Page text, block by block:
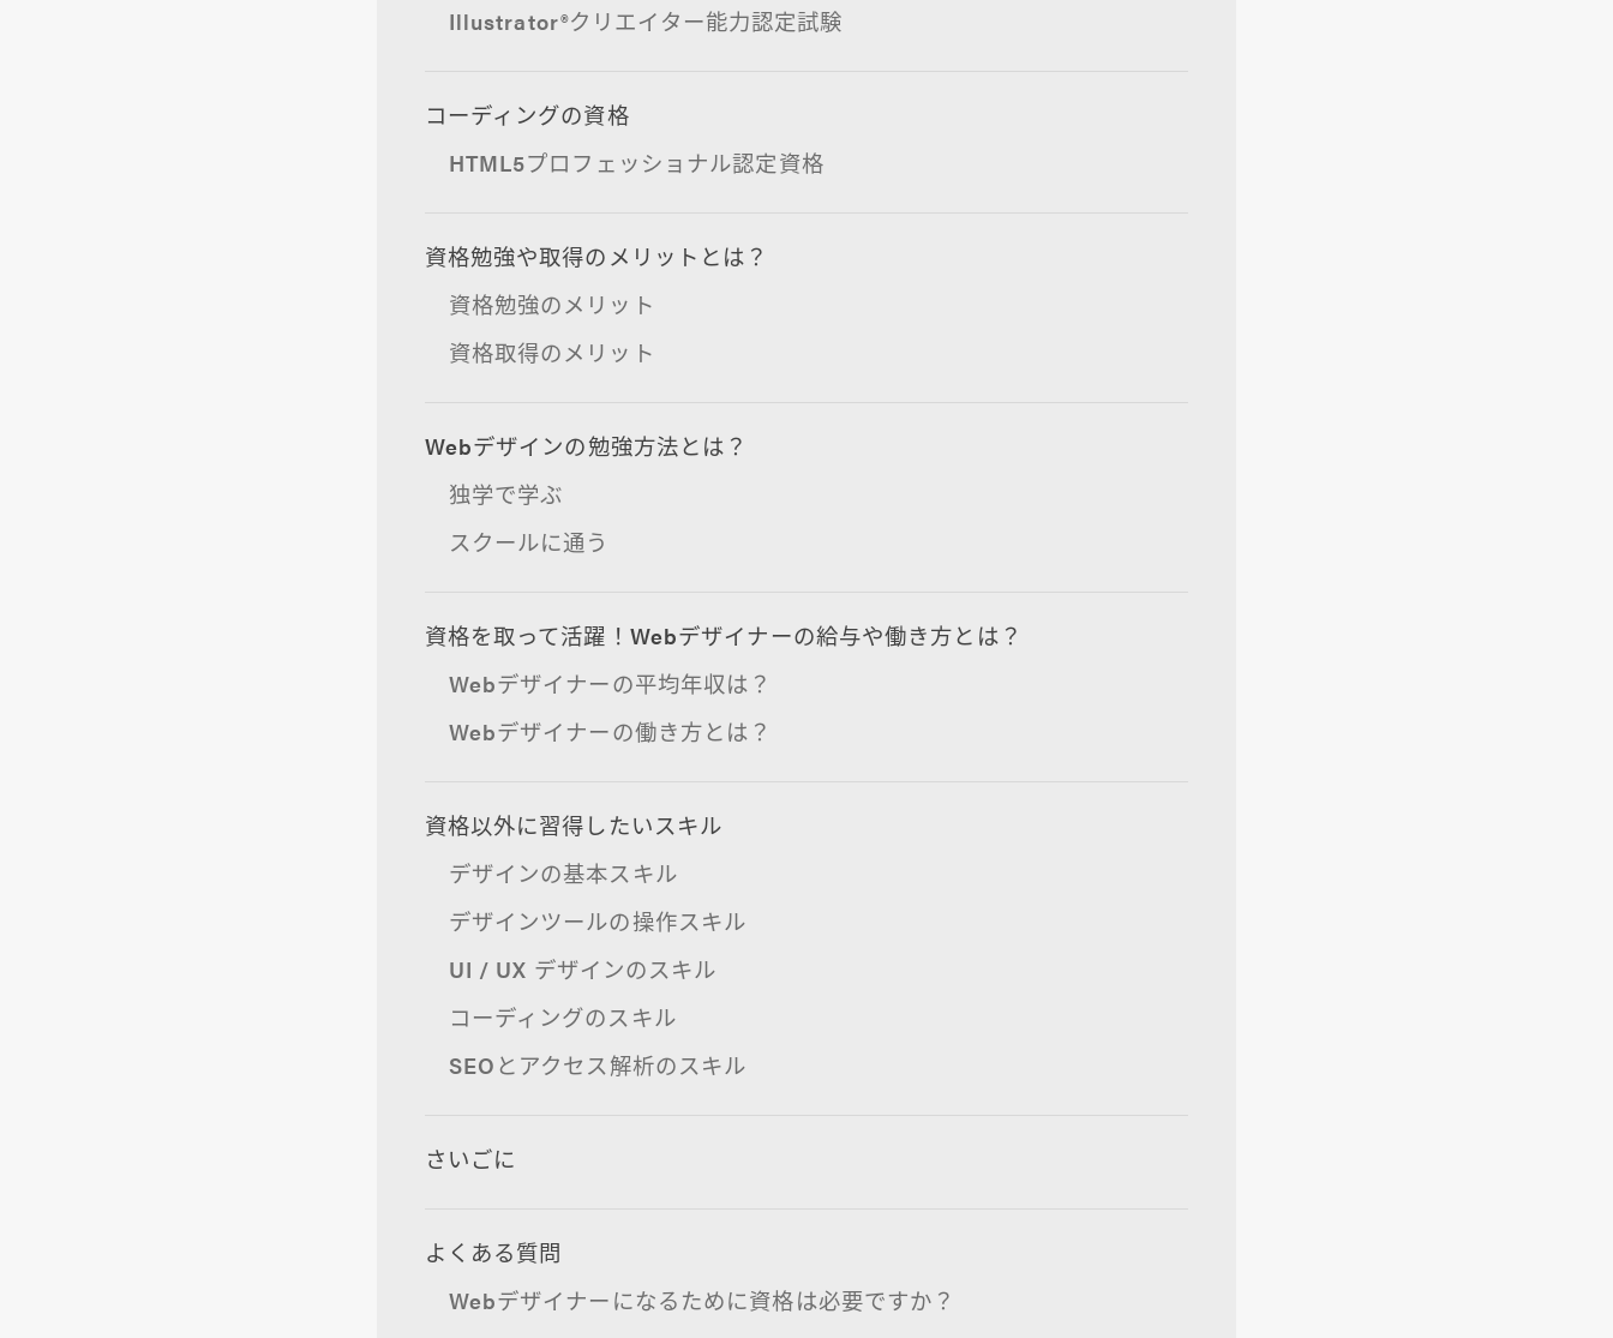
Illustrator®クリエイター能力認定試験
コーディングの資格
HTML5プロフェッショナル認定資格
資格勉強や取得のメリットとは？
資格勉強のメリット
資格取得のメリット
Webデザインの勉強方法とは？
独学で学ぶ
スクールに通う
資格を取って活躍！Webデザイナーの給与や働き方とは？
Webデザイナーの平均年収は？
Webデザイナーの働き方とは？
資格以外に習得したいスキル
デザインの基本スキル
デザインツールの操作スキル
UI / UX デザインのスキル
コーディングのスキル
SEOとアクセス解析のスキル
さいごに
よくある質問
Webデザイナーになるために資格は必要ですか？